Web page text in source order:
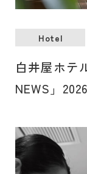
Hotel
白井屋ホテ
NEWS」